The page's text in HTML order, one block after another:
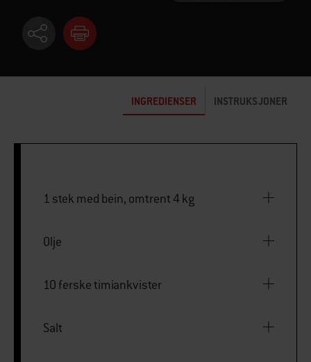
INGREDIENSER INSTRUKSJONER
1 stek med bein, omtrent 4 kg
Olje
10 ferske timiankvister
Salt